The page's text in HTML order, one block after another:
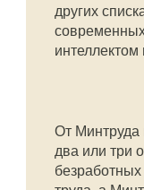
других
От Минтруда
два или три